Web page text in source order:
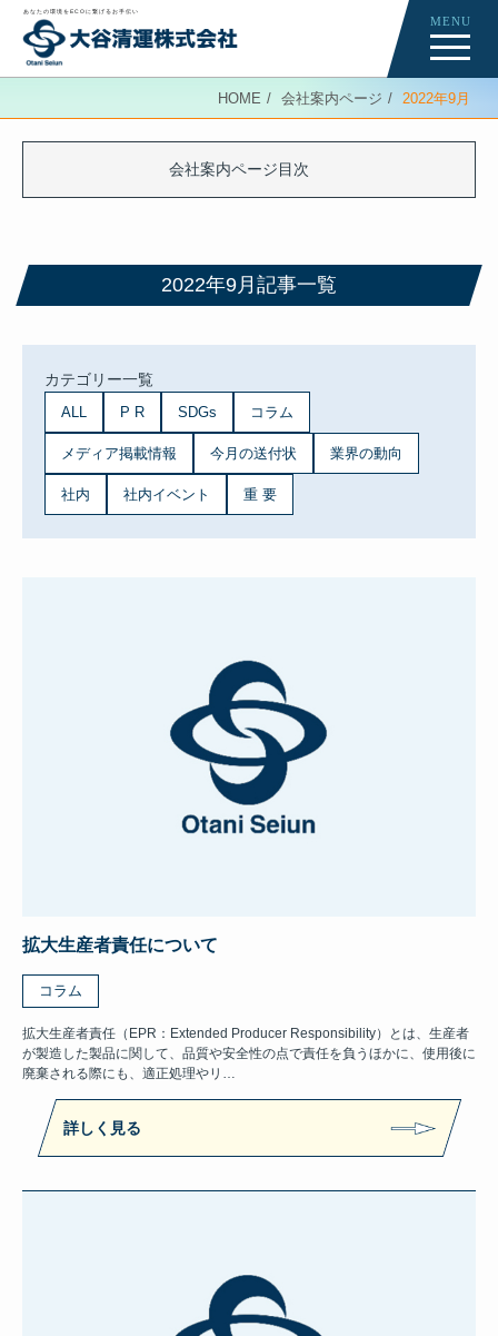
あなたの環境をECOに繋げるお手伝い
MENU
会社案内ページ
News
ニュース記事一覧
Re-Creation HOME 会社案内ページ 2022年9月
会社案内ページ目次
2022年9月記事一覧
カテゴリー一覧
ALL P R SDGs コラム
メディア掲載情報 今月の送付状 業界の動向
社内 社内イベント 重 要
拡大生産者責任について
コラム
拡大生産者責任（EPR：Extended Producer Responsibility）とは、生産者
が製造した製品に関して、品質や安全性の点で責任を負うほかに、使用後に
廃棄される際にも、適正処理やリ…
詳しく見る